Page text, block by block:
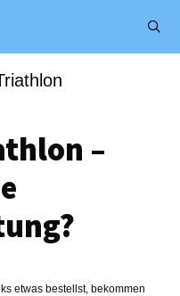
–
etwas bestellst, bekommen